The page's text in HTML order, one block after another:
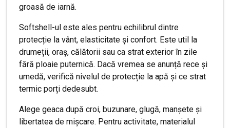
groasă de iarnă.
Softshell-ul este ales pentru echilibrul dintre
protecție la vânt, elasticitate și confort. Este util la
drumeții, oraș, călătorii sau ca strat exterior în zile
fără ploaie puternică. Dacă vremea se anunță rece și
umedă, verifică nivelul de protecție la apă și ce strat
termic porți dedesubt.
Alege geaca după croi, buzunare, glugă, manșete și
libertatea de mișcare. Pentru activitate, materialul